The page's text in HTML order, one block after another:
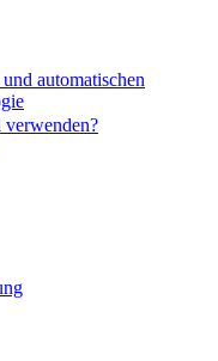
automatischen
verwenden?